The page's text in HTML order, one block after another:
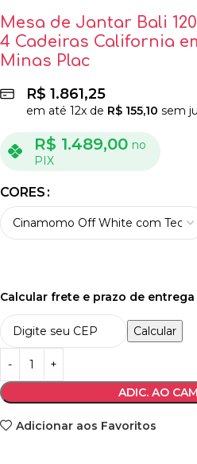
Mesa de Jantar Bali
4 Cadeiras California
Minas Plac
R$ 1.861,25
em até 12x de R$ 155,10 sem
R$ 1.489,00 no
PIX
CORES
Calcular frete e prazo de entrega
Calcular
ADIC. AO
Adicionar aos Favoritos